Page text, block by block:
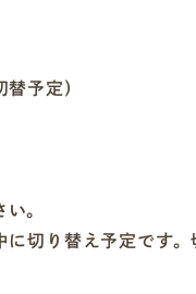
予定）
。
切り替え予定です